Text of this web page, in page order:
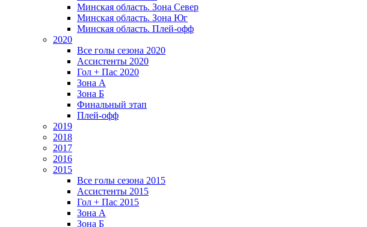
Минская область. Зона Север
Минская область. Зона Юг
Минская область. Плей-офф
2020
Все голы сезона 2020
Ассистенты 2020
Гол + Пас 2020
Зона А
Зона Б
Финальный этап
Плей-офф
2019
2018
2017
2016
2015
Все голы сезона 2015
Ассистенты 2015
Гол + Пас 2015
Зона А
Зона Б